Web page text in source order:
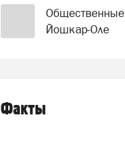
Общественные
Йошкар-Оле
Факты